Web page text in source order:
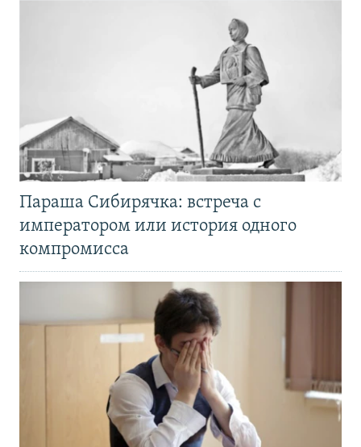
Параша Сибирячка: встреча с
императором или история одного
компромисса